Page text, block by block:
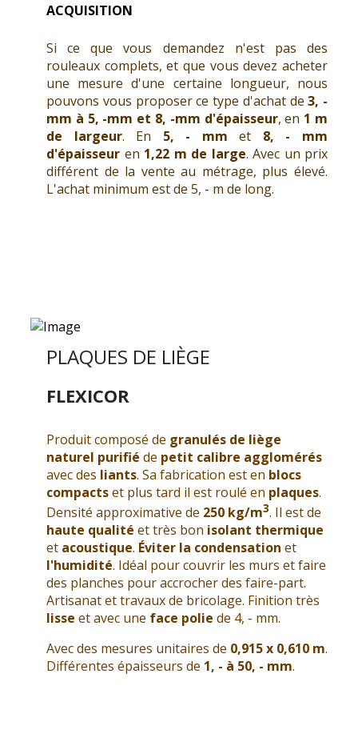
ACQUISITION
Si ce que vous demandez n'est pas des
rouleaux complets, et que vous devez acheter
une mesure d'une certaine longueur, nous
pouvons vous proposer ce type d'achat de 3, -
mm à 5, -mm et 8, -mm d'épaisseur, en 1 m
de largeur. En 5, - mm et 8, - mm
d'épaisseur en 1,22 m de large. Avec un prix
différent de la vente au métrage, plus élevé.
L'achat minimum est de 5, - m de long.
PLAQUES DE LIÈGE
FLEXICOR
Produit composé de granulés de liège
naturel purifié de petit calibre agglomérés
avec des liants. Sa fabrication est en blocs
compactset plus tard il est roulé en plaques.
Densité approximative de 250 kg/m3. Il est de
haute qualité et très bon isolant thermique
et acoustique. Éviter la condensation et
l'humidité. Idéal pour couvrir les murs et faire
des planches pour accrocher des faire-part.
Artisanat et travaux de bricolage. Finition très
lisse et avec une face polie de 4, - mm.
Avec des mesures unitaires de 0,915 x 0,610 m.
Différentes épaisseurs de 1, - à 50, - mm.